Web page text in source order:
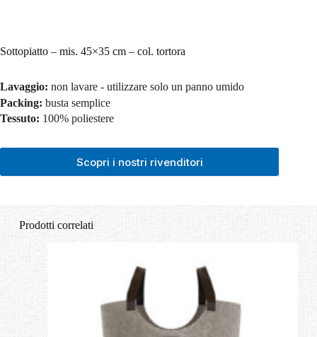
Sottopiatto – mis. 45×35 cm – col. tortora
Lavaggio: non lavare - utilizzare solo un panno umido
Packing: busta semplice
Tessuto: 100% poliestere
Scopri i nostri rivenditori
Prodotti correlati